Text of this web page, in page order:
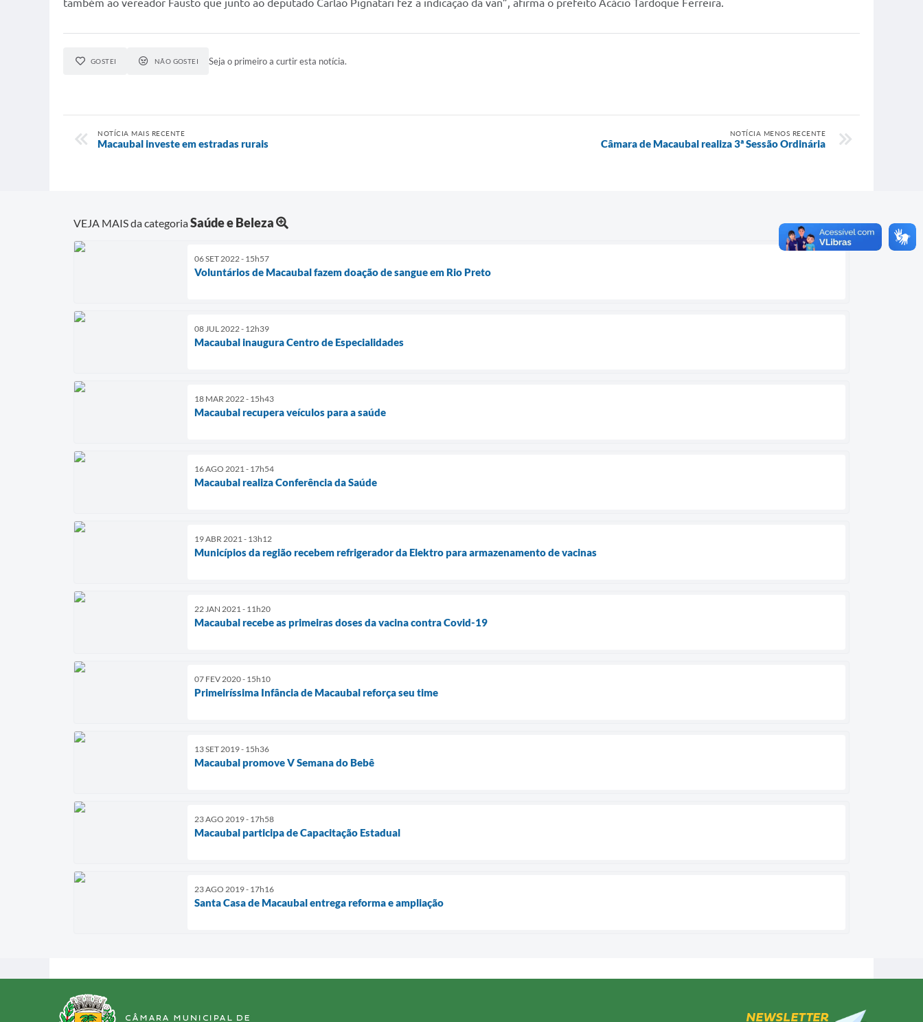
também ao vereador Fausto que junto ao deputado Carlão Pignatari fez a indicação da van”, afirma o prefeito Acácio Tardoque Ferreira.
GOSTEI NÃO GOSTEI Seja o primeiro a curtir esta notícia.
NOTÍCIA MAIS RECENTE
Macaubal investe em estradas rurais
NOTÍCIA MENOS RECENTE
Câmara de Macaubal realiza 3ª Sessão Ordinária
VEJA MAIS da categoriaSaúde e Beleza
06 SET 2022 - 15h57
Voluntários de Macaubal fazem doação de sangue em Rio Preto
08 JUL 2022 - 12h39
Macaubal inaugura Centro de Especialidades
18 MAR 2022 - 15h43
Macaubal recupera veículos para a saúde
16 AGO 2021 - 17h54
Macaubal realiza Conferência da Saúde
19 ABR 2021 - 13h12
Municípios da região recebem refrigerador da Elektro para armazenamento de vacinas
22 JAN 2021 - 11h20
Macaubal recebe as primeiras doses da vacina contra Covid-19
07 FEV 2020 - 15h10
Primeiríssima Infância de Macaubal reforça seu time
13 SET 2019 - 15h36
Macaubal promove V Semana do Bebê
23 AGO 2019 - 17h58
Macaubal participa de Capacitação Estadual
23 AGO 2019 - 17h16
Santa Casa de Macaubal entrega reforma e ampliação
NEWSLETTER